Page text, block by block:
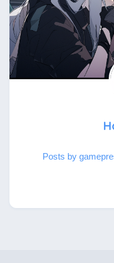
Posts by